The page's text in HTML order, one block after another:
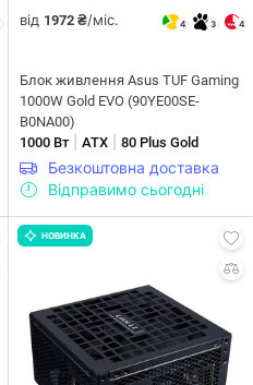
від 1972 ₴/міс. 4 3 4
Блок живлення Asus TUF Gaming
1000W Gold EVO (90YE00SE-
B0NA00)
1000 Вт| ATX 80 Plus Gold
Безкоштовна доставка
Відправимо сьогодні
НОВИНКА